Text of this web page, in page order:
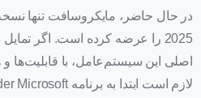
در حال حاضر، مایکروسافت تنها
2025 را عرضه کرده است. اگر
اصلی این سیستم‌عامل، با قابلیت‌ها